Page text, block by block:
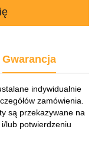
Gwarancja
indywidualnie
zamówienia.
są przekazywane na
lub potwierdzeniu